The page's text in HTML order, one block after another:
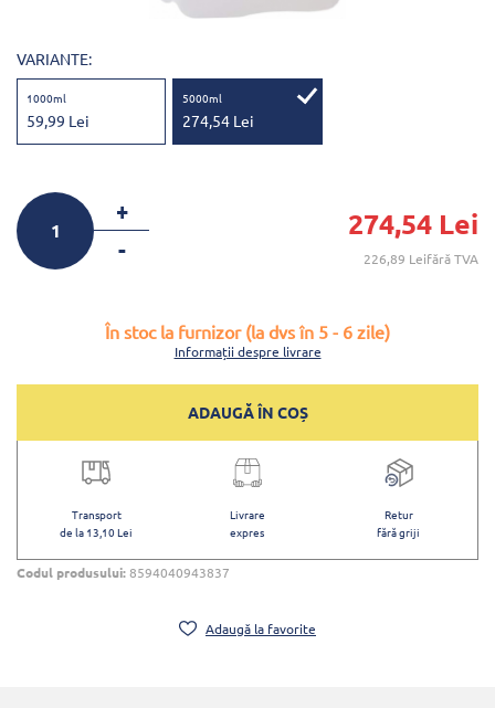
VARIANTE:
1000ml
59,99 Lei
5000ml
274,54 Lei
+
-
274,54 Lei
226,89 Leifără TVA
În stoc la furnizor (la dvs în 5 - 6 zile)
Informații despre livrare
ADAUGĂ ÎN COȘ
Transport
de la 13,10 Lei
Livrare
expres
Retur
fără griji
Codul produsului:8594040943837
Adaugă la favorite